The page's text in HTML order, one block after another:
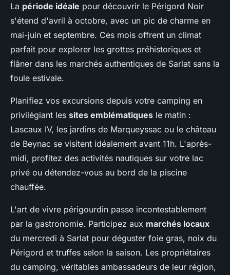
La période idéale pour découvrir le Périgord Noir
s'étend d'avril à octobre, avec un pic de charme en
mai-juin et septembre. Ces mois offrent un climat
parfait pour explorer les grottes préhistoriques et
flâner dans les marchés authentiques de Sarlat sans la
foule estivale.
Planifiez vos excursions depuis votre camping en
privilégiant les sites emblématiques le matin :
Lascaux IV, les jardins de Marqueyssac ou le château
de Beynac se visitent idéalement avant 11h. L'après-
midi, profitez des activités nautiques sur votre lac
privé ou détendez-vous au bord de la piscine
chauffée.
L'art de vivre périgourdin passe incontestablement
par la gastronomie. Participez aux marchés locaux
du mercredi à Sarlat pour déguster foie gras, noix du
Périgord et truffes selon la saison. Les propriétaires
du camping, véritables ambassadeurs de leur région,